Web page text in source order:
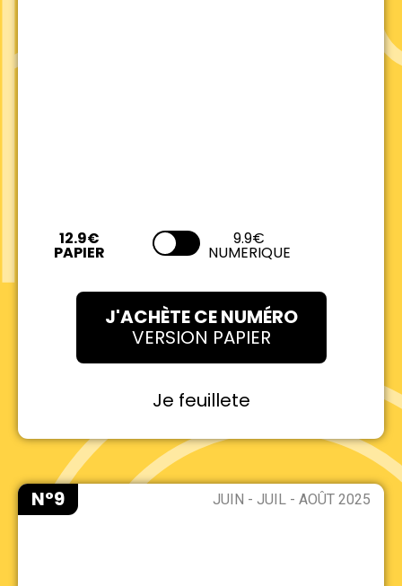
9.9€
NUMERIQUE
J'ACHÈTE CE NUMÉRO
VERSION PAPIER
Je feuillete
N°9 JUIN - JUIL - AOÛT 2025